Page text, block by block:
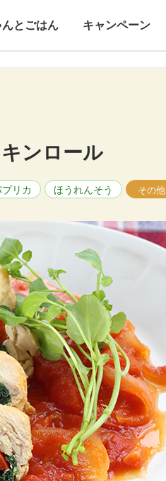
んとごはん キャンペーン
ンロール
リカ ほうれんそう その他